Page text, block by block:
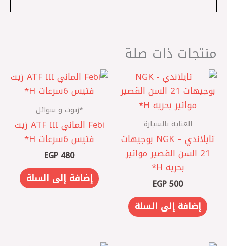
منتجات ذات صلة
العناية بالسيارة
تايلاندي – NGK بوجيهات
21 السن القصير مواتير
بحريه H*
EGP500
إضافة إلى السلة
*زيوت و سوائل
‏Febi الماني ATF III زيت
فتيس 6سرعات H*
EGP 480
إضافة إلى السلة